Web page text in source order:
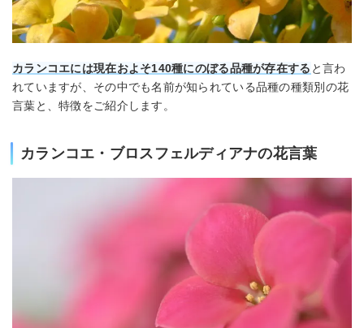
カランコエには現在およそ140種にのぼる品種が存在する と言わ
れていますが、その中でも名前が知られている品種の種類別の花
言葉と、特徴をご紹介します。
カランコエ・ブロスフェルディアナの花言葉